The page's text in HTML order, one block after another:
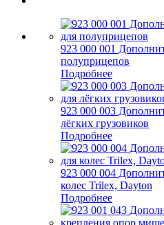
923 000 001
полуприцепов
Подробнее
923 000 003
лёгких грузовиков
Подробнее
923 000 004
колес Trilex, Dayton
Подробнее